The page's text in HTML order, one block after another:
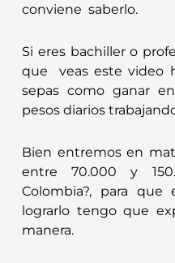
conviene saberlo.
Si eres bachiller o
que veas este video
sepas como ganar
pesos diarios
Bien entremos en
entre 70.000 y
Colombia?, para que
lograrlo tengo que
manera.